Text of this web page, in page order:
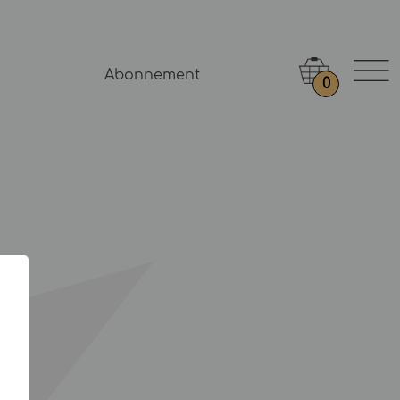
Abonnement
0